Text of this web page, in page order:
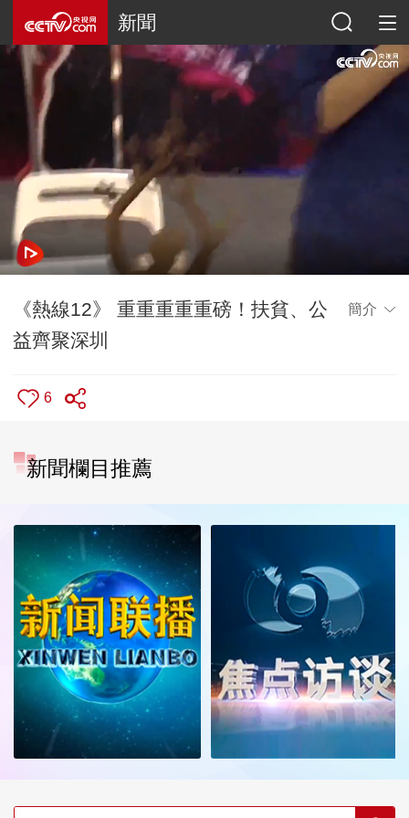
新聞
《熱線12》 重重重重重磅！扶貧、公
益齊聚深圳
簡介
6
新聞欄目推薦